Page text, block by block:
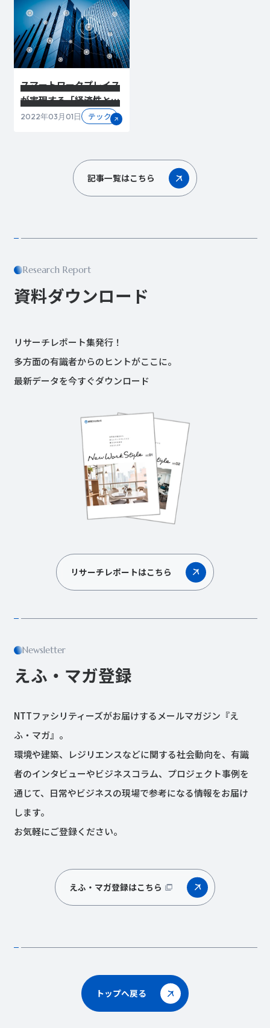
スマートワークプレイス
が実現する「経済性と快
適性の向上」を超えた
2022年03月01日 テック
記事一覧はこちら
Research Report
資料ダウンロード
リサーチレポート集発行！
多方面の有識者からのヒントがここに。
最新データを今すぐダウンロード
リサーチレポートはこちら
Newsletter
えふ・マガ登録
NTTファシリティーズがお届けするメールマガジン『え
ふ・マガ』。
環境や建築、レジリエンスなどに関する社会動向を、有識
者のインタビューやビジネスコラム、プロジェクト事例を
通じて、日常やビジネスの現場で参考になる情報をお届け
します。
お気軽にご登録ください。
えふ・マガ登録はこちら
トップへ戻る